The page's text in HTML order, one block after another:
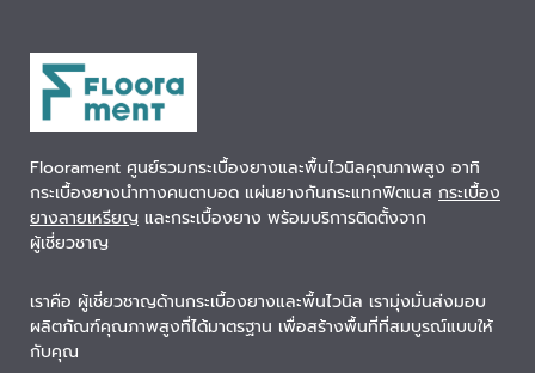
Floorament ศูนย์รวมกระเบื้องยางและพื้นไวนิลคุณภาพสูง อาทิ
กระเบื้องยางนำทางคนตาบอด แผ่นยางกันกระแทกฟิตเนส กระเบื้อง
ยางลายเหรียญ และกระเบื้องยาง พร้อมบริการติดตั้งจาก
ผู้เชี่ยวชาญ
เราคือ ผู้เชี่ยวชาญด้านกระเบื้องยางและพื้นไวนิล เรามุ่งมั่นส่งมอบ
ผลิตภัณฑ์คุณภาพสูงที่ได้มาตรฐาน เพื่อสร้างพื้นที่ที่สมบูรณ์แบบให้
กับคุณ